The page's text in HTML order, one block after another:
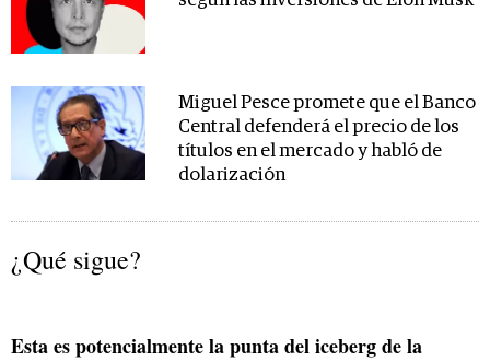
Miguel Pesce promete que el Banco
Central defenderá el precio de los
títulos en el mercado y habló de
dolarización
¿Qué sigue?
Esta es potencialmente la punta del iceberg de la